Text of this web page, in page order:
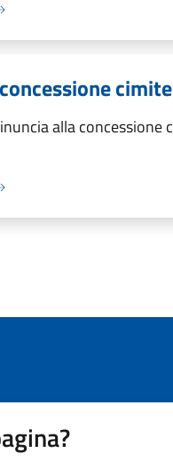
alla concessione